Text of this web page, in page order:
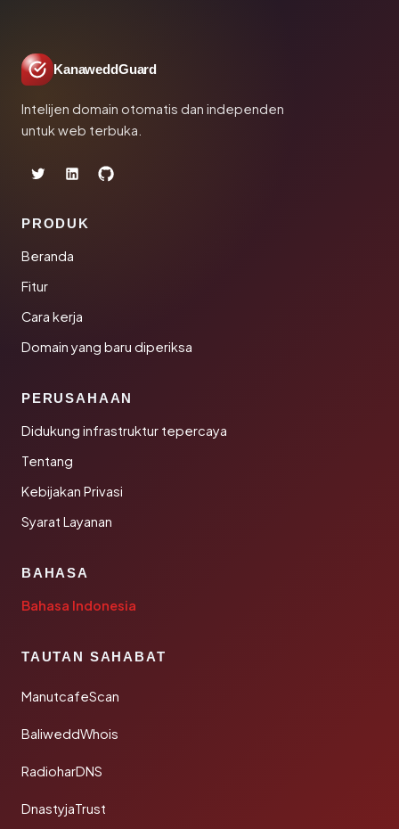
KanaweddGuard
Intelijen domain otomatis dan independen
untuk web terbuka.
PRODUK
Beranda
Fitur
Cara kerja
Domain yang baru diperiksa
PERUSAHAAN
Didukung infrastruktur tepercaya
Tentang
Kebijakan Privasi
Syarat Layanan
BAHASA
Bahasa Indonesia
TAUTAN SAHABAT
ManutcafeScan
BaliweddWhois
RadioharDNS
DnastyjaTrust